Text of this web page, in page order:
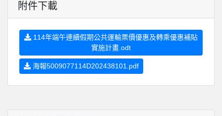
附件下載
114年端午連續假期公共運輸票價優惠及轉乘優惠補貼
實施計畫.odt
海報5009077114D202438101.pdf